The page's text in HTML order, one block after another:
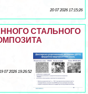
20 07 2026 17:15:26
СТАЛЬНОГО
07 2026 19:26:52